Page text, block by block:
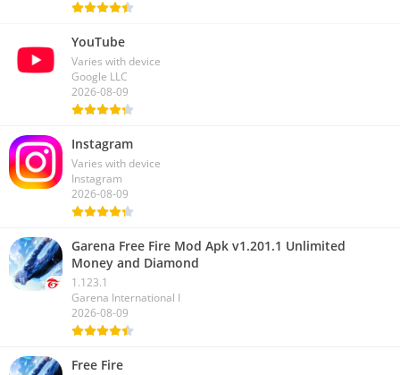
YouTube
Varies with device
Google LLC
2026-08-09
Instagram
Varies with device
Instagram
2026-08-09
Garena Free Fire Mod Apk v1.201.1 Unlimited
Money and Diamond
1.123.1
Garena International I
2026-08-09
Free Fire